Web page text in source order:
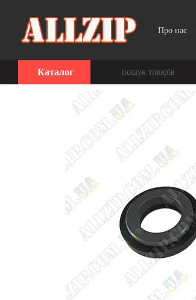
Про нас
Каталог